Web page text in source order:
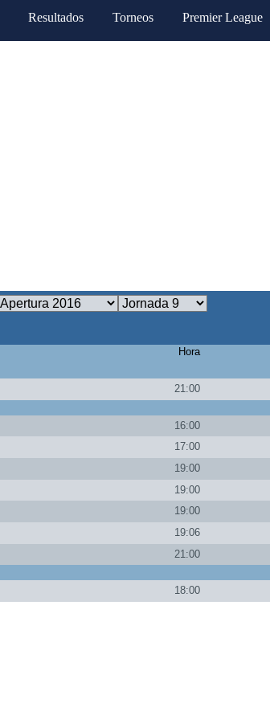
Resultados Torneos Premier League
Hora
21:00
16:00
17:00
19:00
19:00
19:00
19:06
21:00
18:00